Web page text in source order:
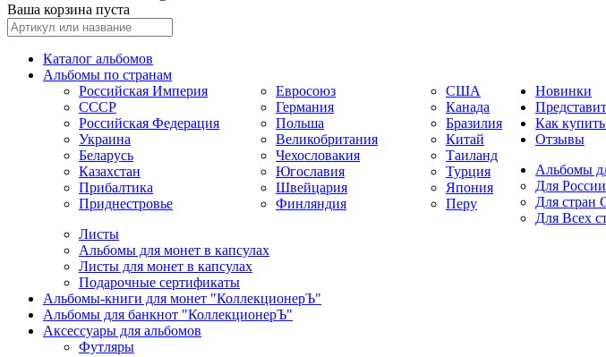
Ваша корзина пуста
Каталог альбомов
Альбомы по странам
Российская Империя
СССР
Российская Федерация
Украина
Беларусь
Казахстан
Прибалтика
Приднестровье
Евросоюз
Германия
Польша
Великобритания
Чехословакия
Югославия
Швейцария
Финляндия
США
Канада
Бразилия
Китай
Таиланд
Турция
Япония
Перу
Новинки
Как
Отзывы
Альбомы
Для
Для стран
Для Всех
Листы
Альбомы для монет в капсулах
Листы для монет в капсулах
Подарочные сертификаты
Альбомы-книги для монет "КоллекционерЪ"
Альбомы для банкнот "КоллекционерЪ"
Аксессуары для альбомов
Футляры